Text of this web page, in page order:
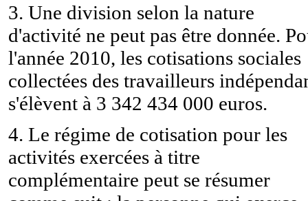
3. Une division selon la nature
d'activité ne peut pas être donnée.
l'année 2010, les cotisations sociales
collectées des travailleurs
s'élèvent à 3 342 434 000 euros.
4. Le régime de cotisation pour les
activités exercées à titre
complémentaire peut se résumer